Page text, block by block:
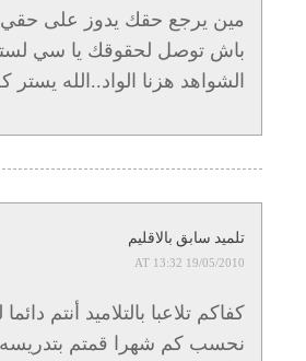
مين يرجع حقك يدوز على
باش توصل لحقوقك يا سي
الشواهد هزنا الواد..الله
تلميد سابق بالاقليم
19/05/2010 AT 13:32
كفاكم تلاعبا بالتلاميد أنتم
نحسب كم شهرا قمتم بتدريسه